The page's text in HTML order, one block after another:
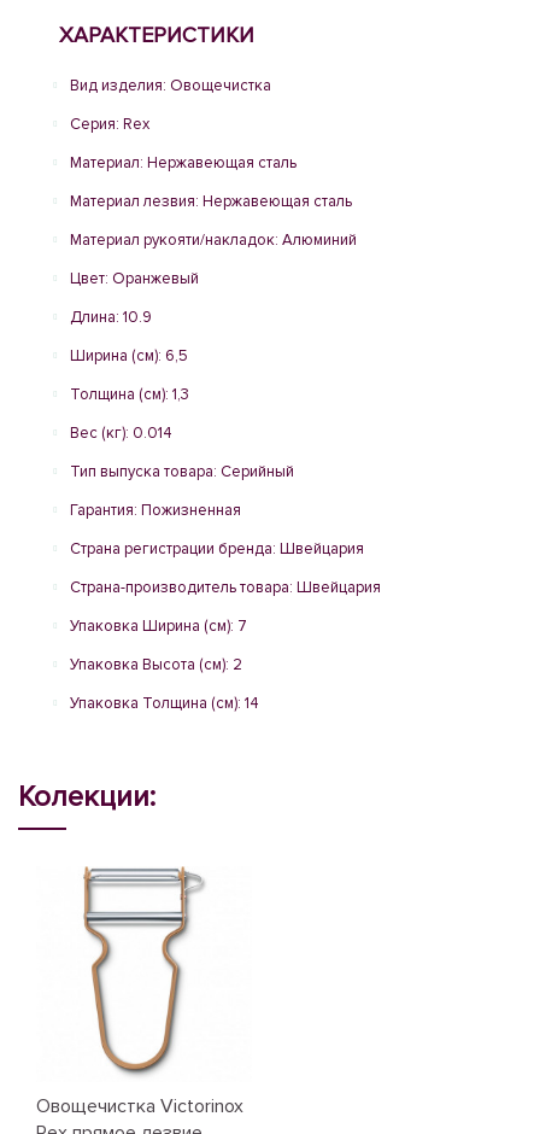
ХАРАКТЕРИСТИКИ
Вид изделия: Овощечистка
Серия: Rex
Материал: Нержавеющая сталь
Материал лезвия: Нержавеющая сталь
Материал рукояти/накладок: Алюминий
Цвет: Оранжевый
Длина: 10.9
Ширина (см): 6,5
Толщина (см): 1,3
Вес (кг): 0.014
Тип выпуска товара: Серийный
Гарантия: Пожизненная
Страна регистрации бренда: Швейцария
Страна-производитель товара: Швейцария
Упаковка Ширина (см): 7
Упаковка Высота (см): 2
Упаковка Толщина (см): 14
Колекции:
Овощечистка Victorinox